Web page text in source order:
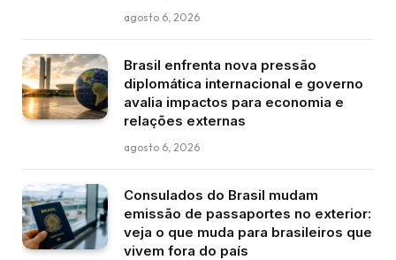
agosto 6, 2026
Brasil enfrenta nova pressão
diplomática internacional e governo
avalia impactos para economia e
relações externas
agosto 6, 2026
Consulados do Brasil mudam
emissão de passaportes no exterior:
veja o que muda para brasileiros que
vivem fora do país